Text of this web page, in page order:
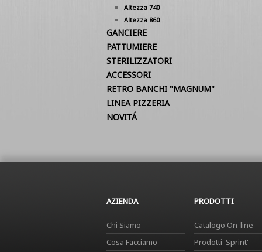
Altezza 740
Altezza 860
GANCIERE
PATTUMIERE
STERILIZZATORI
ACCESSORI
RETRO BANCHI "MAGNUM"
LINEA PIZZERIA
NOVITÁ
AZIENDA
Chi Siamo
Cosa Facciamo
PRODOTTI
Catalogo On-line
Prodotti 'Sprint'